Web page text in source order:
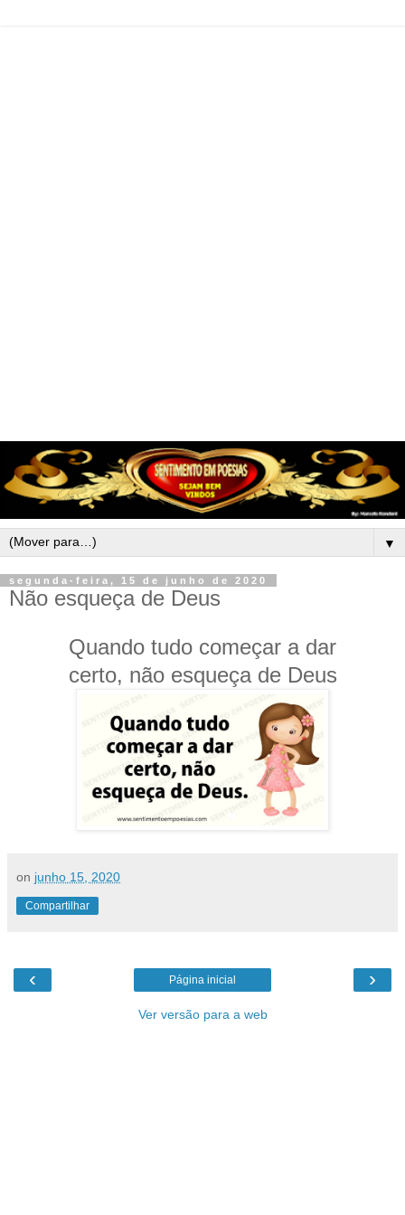
▼
segunda-feira, 15 de junho de 2020
Não esqueça de Deus
Quando tudo começar a dar
certo, não esqueça de Deus
on junho 15, 2020
Compartilhar
‹ ›
Página inicial
Ver versão para a web